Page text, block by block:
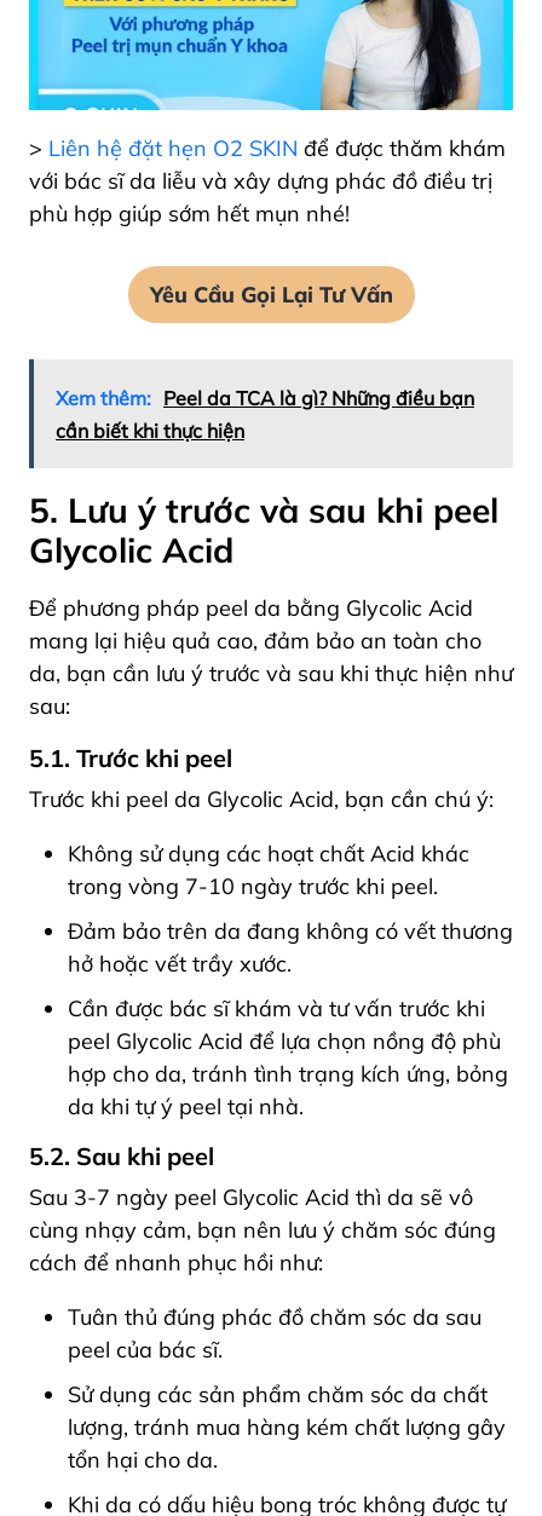
> Liên hệ đặt hẹn O2 SKIN để được thăm khám
với bác sĩ da liễu và xây dựng phác đồ điều trị
phù hợp giúp sớm hết mụn nhé!
Yêu Cầu Gọi Lại Tư Vấn
Xem thêm: Peel da TCA là gì? Những điều bạn
cần biết khi thực hiện
5. Lưu ý trước và sau khi peel
Glycolic Acid
Để phương pháp peel da bằng Glycolic Acid
mang lại hiệu quả cao, đảm bảo an toàn cho
da, bạn cần lưu ý trước và sau khi thực hiện như
sau:
5.1. Trước khi peel
Trước khi peel da Glycolic Acid, bạn cần chú ý:
Không sử dụng các hoạt chất Acid khác
trong vòng 7-10 ngày trước khi peel.
Đảm bảo trên da đang không có vết thương
hở hoặc vết trầy xước.
Cần được bác sĩ khám và tư vấn trước khi
peel Glycolic Acid để lựa chọn nồng độ phù
hợp cho da, tránh tình trạng kích ứng, bỏng
da khi tự ý peel tại nhà.
5.2. Sau khi peel
Sau 3-7 ngày peel Glycolic Acid thì da sẽ vô
cùng nhạy cảm, bạn nên lưu ý chăm sóc đúng
cách để nhanh phục hồi như:
Tuân thủ đúng phác đồ chăm sóc da sau
peel của bác sĩ.
Sử dụng các sản phẩm chăm sóc da chất
lượng, tránh mua hàng kém chất lượng gây
tổn hại cho da.
Khi da có dấu hiệu bong tróc không được tự